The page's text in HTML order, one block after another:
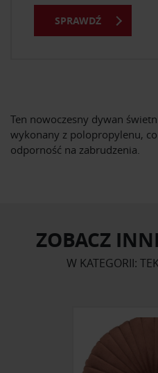
Ten nowoczesny dywan
wykonany z polopropylenu,
odporność na zabrudzenia.
SPRAWDŹ
ZOBACZ
W KATEGORII: